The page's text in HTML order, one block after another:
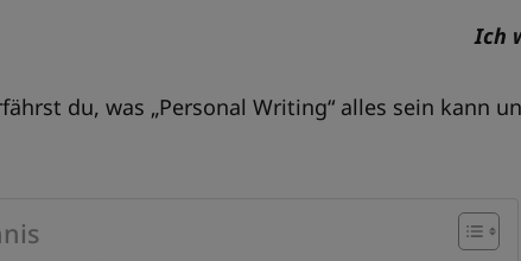
Ich
du, was „Personal Writing“ alles sein kann